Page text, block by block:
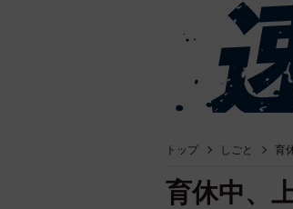
トップ しごと 育
育休中、